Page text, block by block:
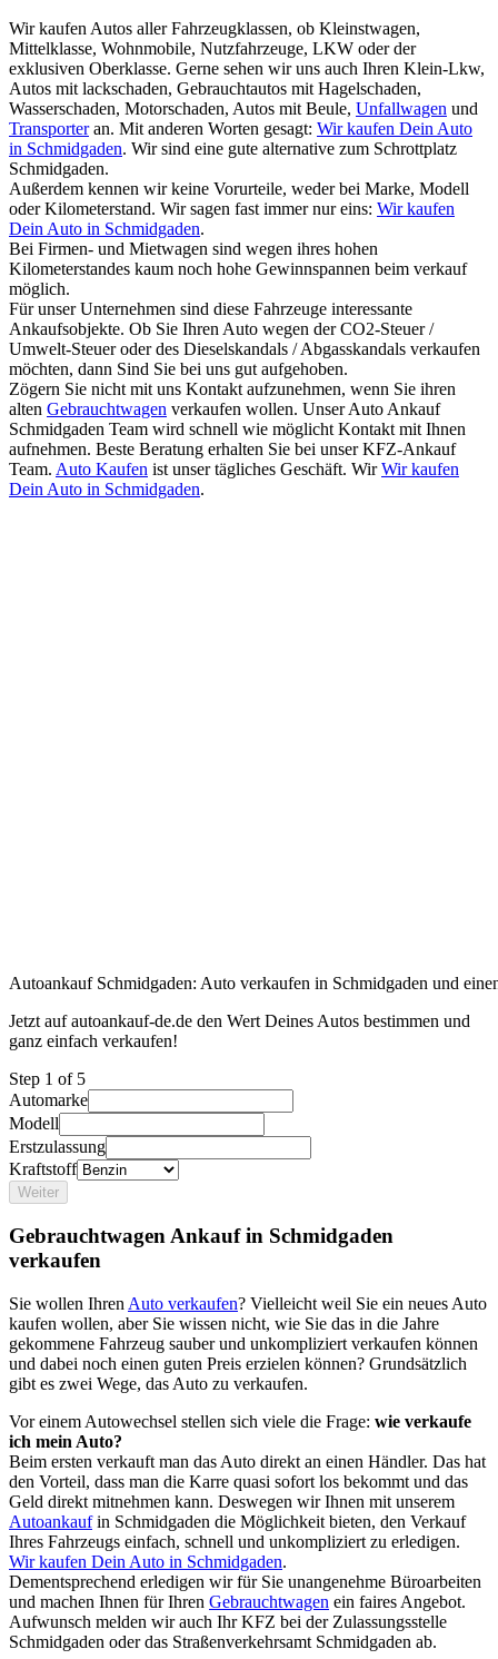
Wir kaufen Autos aller Fahrzeugklassen, ob Kleinstwagen,
Mittelklasse, Wohnmobile, Nutzfahrzeuge, LKW oder der
exklusiven Oberklasse. Gerne sehen wir uns auch Ihren Klein-Lkw,
Autos mit lackschaden, Gebrauchtautos mit Hagelschaden,
Wasserschaden, Motorschaden, Autos mit Beule, Unfallwagen und
Transporteran. Mit anderen Worten gesagt: Wir kaufen Dein Auto
in Schmidgaden. Wir sind eine gute alternative zum Schrottplatz
Schmidgaden.
Außerdem kennen wir keine Vorurteile, weder bei Marke, Modell
oder Kilometerstand. Wir sagen fast immer nur eins: Wir kaufen
Dein Auto in Schmidgaden.
Bei Firmen- und Mietwagen sind wegen ihres hohen
Kilometerstandes kaum noch hohe Gewinnspannen beim verkauf
möglich.
Für unser Unternehmen sind diese Fahrzeuge interessante
Ankaufsobjekte. Ob Sie Ihren Auto wegen der CO2-Steuer /
Umwelt-Steuer oder des Dieselskandals / Abgasskandals verkaufen
möchten, dann Sind Sie bei uns gut aufgehoben.
Zögern Sie nicht mit uns Kontakt aufzunehmen, wenn Sie ihren
alten Gebrauchtwagen verkaufen wollen. Unser Auto Ankauf
Schmidgaden Team wird schnell wie möglicht Kontakt mit Ihnen
aufnehmen. Beste Beratung erhalten Sie bei unser KFZ-Ankauf
Team. Auto Kaufen ist unser tägliches Geschäft. WirWir kaufen
Dein Auto in Schmidgaden.
Autoankauf Schmidgaden: Auto verkaufen in Schmidgaden und
Jetzt auf autoankauf-de.de den Wert Deines Autos bestimmen und
ganz einfach verkaufen!
Step 1 of 5
Automarke
Modell
Erstzulassung
Kraftstoff
Weiter
Gebrauchtwagen Ankauf in Schmidgaden
verkaufen
Sie wollen Ihren Auto verkaufen? Vielleicht weil Sie ein neues Auto
kaufen wollen, aber Sie wissen nicht, wie Sie das in die Jahre
gekommene Fahrzeug sauber und unkompliziert verkaufen können
und dabei noch einen guten Preis erzielen können? Grundsätzlich
gibt es zwei Wege, das Auto zu verkaufen.
Vor einem Autowechsel stellen sich viele die Frage: wie verkaufe
ich mein Auto?
Beim ersten verkauft man das Auto direkt an einen Händler. Das hat
den Vorteil, dass man die Karre quasi sofort los bekommt und das
Geld direkt mitnehmen kann. Deswegen wir Ihnen mit unserem
Autoankaufin Schmidgaden die Möglichkeit bieten, den Verkauf
Ihres Fahrzeugs einfach, schnell und unkompliziert zu erledigen.
Wir kaufen Dein Auto in Schmidgaden.
Dementsprechend erledigen wir für Sie unangenehme Büroarbeiten
und machen Ihnen für Ihren Gebrauchtwagen ein faires Angebot.
Aufwunsch melden wir auch Ihr KFZ bei der Zulassungsstelle
Schmidgaden oder das Straßenverkehrsamt Schmidgaden ab.